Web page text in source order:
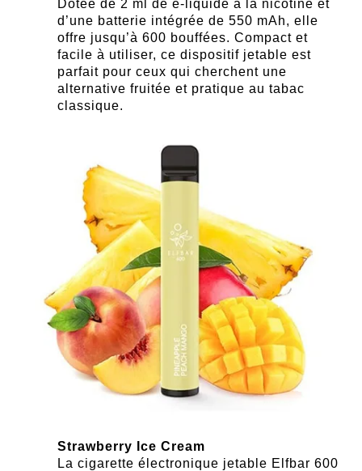
Dotée de 2 ml de e-liquide à la nicotine et
d’une batterie intégrée de 550 mAh, elle
offre jusqu’à 600 bouffées. Compact et
facile à utiliser, ce dispositif jetable est
parfait pour ceux qui cherchent une
alternative fruitée et pratique au tabac
classique.
Strawberry Ice Cream
La cigarette électronique jetable Elfbar 600